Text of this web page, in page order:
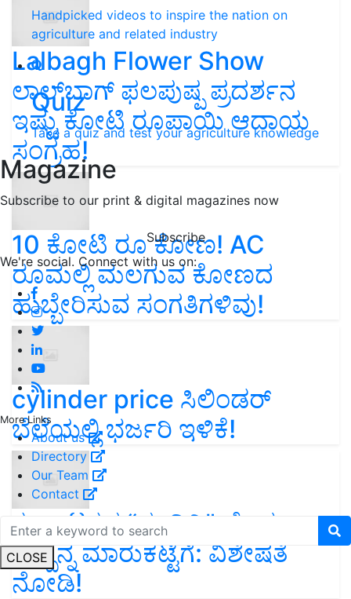
Handpicked videos to inspire the nation on
agriculture and related industry
Quiz
Take a quiz and test your agriculture knowledge
Magazine
Subscribe to our print & digital magazines now
Subscribe
We're social. Connect with us on:
More Links
About us
Directory
Our Team
Contact
CLOSE
Lalbagh Flower Show
ಲಾಲ್‌ಬಾಗ್ ಫಲಪುಷ್ಪ ಪ್ರದರ್ಶನ
ಇಷ್ಟು ಕೋಟಿ ರೂಪಾಯಿ ಆದಾಯ
ಸಂಗ್ರಹ!
10 ಕೋಟಿ ರೂ ಕೋಣ! AC
ರೂಮಲ್ಲಿ ಮಲಗುವ ಕೋಣದ
ಹುಬ್ಬೇರಿಸುವ ಸಂಗತಿಗಳಿವು!
cylinder price ಸಿಲಿಂಡರ್‌
ಬೆಲೆಯಲ್ಲಿ ಭರ್ಜರಿ ಇಳಿಕೆ!
ಕರ್ನಾಟಕದ “ನಂದಿನಿ” ಹೊಸ
ಉತ್ಪನ್ನ ಮಾರುಕಟ್ಟೆಗೆ: ವಿಶೇಷತೆ
ನೋಡಿ!